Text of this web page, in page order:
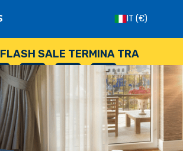
IT (€)
SALE TERMINA TRA
: --
ORE
: --
SECONDI